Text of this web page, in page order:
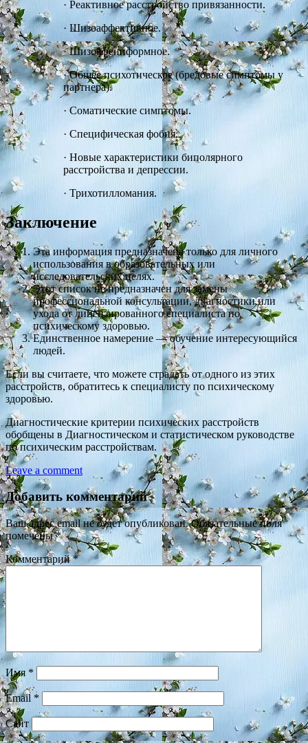
· Реактивное расстройство привязанности.
· Шизоаффективное.
·Шизофрениформное.
·Общее психотическое (бредовые симптомы у
партнера).
· Соматические симптомы.
· Специфическая фобия.
· Новые характеристики биполярного
расстройства и депрессии.
· Трихотилломания.
Заключение
Эта информация предназначена только для личного
использования в образовательных или
исследовательских целях.
Этот список не предназначен для замены
профессиональной консультации, диагностики или
ухода от лицензированного специалиста по
психическому здоровью.
Единственное намерение — обучение интересующийся
людей.
Если вы считаете, что можете страдать от одного из этих
расстройств, обратитесь к специалисту по психическому
здоровью.
Диагностические критерии психических расстройств
обобщены в Диагностическом и статистическом руководстве
по психическим расстройствам.
Leave a comment
Добавить комментарий
Ваш адрес email не будет опубликован. Обязательные поля
помечены*
Комментарий*
Имя*
Email *
Сайт